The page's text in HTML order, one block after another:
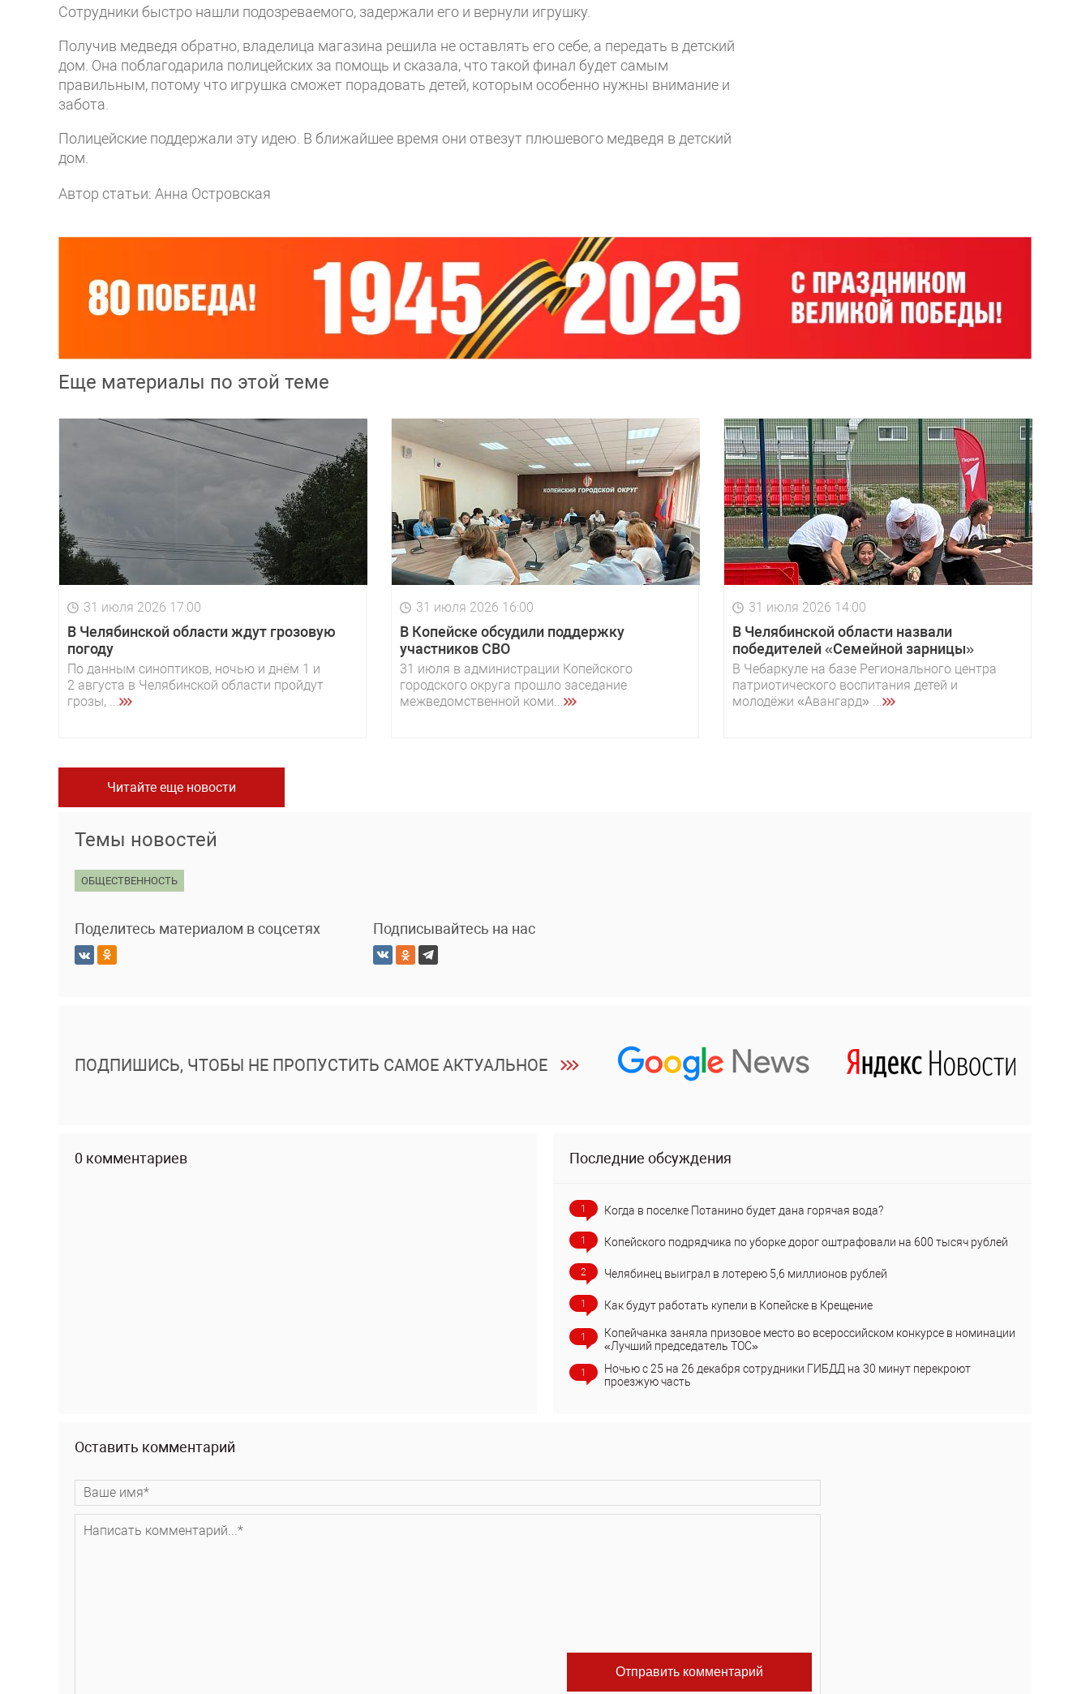
Сотрудники быстро нашли подозреваемого, задержали его и вернули игрушку.
Получив медведя обратно, владелица магазина решила не оставлять его себе, а передать в детский
дом. Она поблагодарила полицейских за помощь и сказала, что такой финал будет самым
правильным, потому что игрушка сможет порадовать детей, которым особенно нужны внимание и
забота.
Полицейские поддержали эту идею. В ближайшее время они отвезут плюшевого медведя в детский
дом.
Автор статьи: Анна Островская
Еще материалы по этой теме
31 июля 2026 17:00
В Челябинской области ждут грозовую
погоду
По данным синоптиков, ночью и днём 1 и
2 августа в Челябинской области пройдут
грозы, ...
31 июля 2026 16:00
В Копейске обсудили поддержку
участников СВО
31 июля в администрации Копейского
городского округа прошло заседание
межведомственной коми...
31 июля 2026 14:00
В Челябинской области назвали
победителей «Семейной зарницы»
В Чебаркуле на базе Регионального центра
патриотического воспитания детей и
молодёжи «Авангард» ...
Читайте еще новости
Темы новостей
ОБЩЕСТВЕННОСТЬ
Поделитесь материалом в соцсетях Подписывайтесь на нас
ПОДПИШИСЬ, ЧТОБЫ НЕ ПРОПУСТИТЬ САМОЕ АКТУАЛЬНОЕ
0 комментариев Последние обсуждения
1 Когда в поселке Потанино будет дана горячая вода?
1 Копейского подрядчика по уборке дорог оштрафовали на 600 тысяч рублей
2 Челябинец выиграл в лотерею 5,6 миллионов рублей
1 Как будут работать купели в Копейске в Крещение
1
Копейчанка заняла призовое место во всероссийском конкурсе в номинации
«Лучший председатель ТОС»
1
Ночью с 25 на 26 декабря сотрудники ГИБДД на 30 минут перекроют
проезжую часть
Оставить комментарий